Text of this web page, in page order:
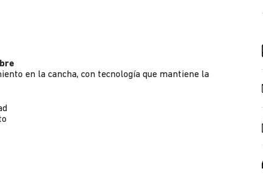
en la cancha, con tecnología que mantiene la